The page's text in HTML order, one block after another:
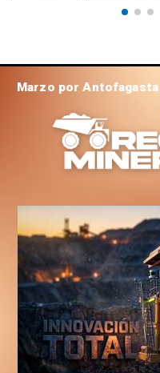
Marzo por Antofagasta